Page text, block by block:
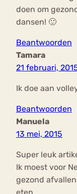
doen om
dansen! 🙂
Beantwoorden
Tamara
21 februari,
Ik doe aan
Beantwoorden
Manuela
13 mei, 2015
Super leuk
Ik moest voor
gezond